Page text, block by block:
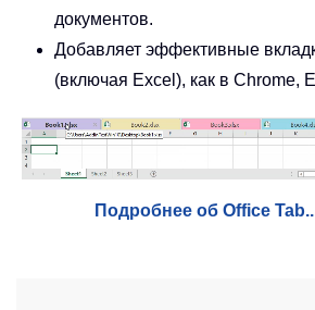
документов.
Добавляет эффективные
(включая Excel), как в Chrome,
Подробнее об Office